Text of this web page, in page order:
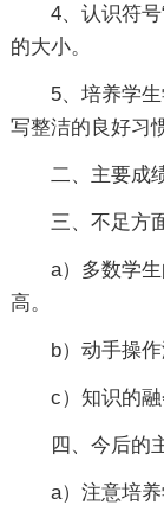
4、认识符号
的大小。
5、培养学生
写整洁的良好习
二、主要成绩
三、不足方面
a）多数学生
高。
b）动手操作
c）知识的融
四、今后的主
a）注意培养